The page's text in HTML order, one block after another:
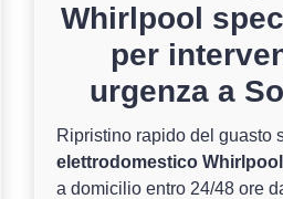
Whirlpool
per
urgenza a
Ripristino rapido del guasto
elettrodomestico Whirlpool
a domicilio entro 24/48 ore